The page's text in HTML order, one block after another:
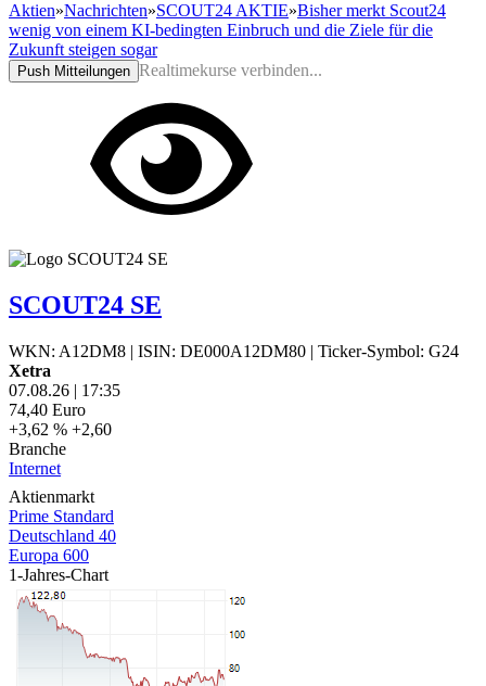
Aktien»Nachrichten»SCOUT24 AKTIE»Bisher merkt Scout24
wenig von einem KI-bedingten Einbruch und die Ziele für die
Zukunft steigen sogar
Push Mitteilungen Realtimekurse verbinden...
SCOUT24 SE
WKN: A12DM8 | ISIN: DE000A12DM80 | Ticker-Symbol: G24
Xetra
07.08.26 | 17:35
74,40 Euro
+3,62 % +2,60
Branche
Internet
Aktienmarkt
Prime Standard
Deutschland 40
Europa 600
1-Jahres-Chart